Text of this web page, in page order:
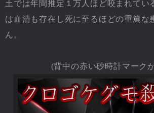
土では年間推定１万人ほど咬まれてい
は血清も存在し死に至るほどの重篤な
ん。
(背中の赤い砂時計マーク